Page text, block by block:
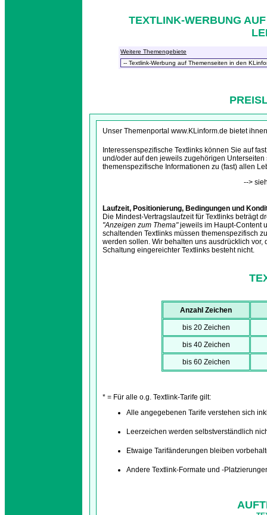
TEXTLINK-WERBUNG
Weitere Themengebiete
Unser Themenportal www.KLinform.de bietet
Interessenspezifische Textlinks können Sie auf
und/oder auf den jeweils zugehörigen
themenspezifische Informationen zu (fast) allen
-->
Laufzeit, Positionierung, Bedingungen und
Die Mindest-Vertragslaufzeit für Textlinks beträgt
"Anzeigen zum Thema"jeweils im Haupt-Content
schaltenden Textlinks müssen themenspezifisch
werden sollen. Wir behalten uns ausdrücklich
Schaltung eingereichter Textlinks besteht nicht.
Anzahl Zeichen
bis 20 Zeichen
bis 40 Zeichen
bis 60 Zeichen
* = Für alle o.g. Textlink-Tarife gilt:
Alle angegebenen Tarife verstehen sich
Leerzeichen werden selbstverständlich
Etwaige Tarifänderungen bleiben
Andere Textlink-Formate und -